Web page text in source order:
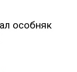
особняк